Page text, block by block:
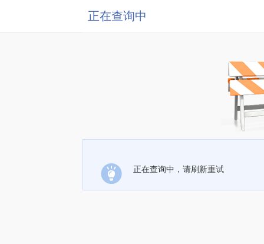
正在查询中
正在查询中，请刷新重试